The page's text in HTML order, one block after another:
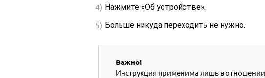
Нажмите «Об устройстве».
Больше никуда переходить не нужно.
Важно!
Инструкция применима лишь в